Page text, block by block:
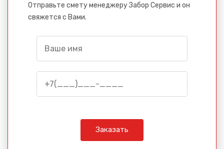
Отправьте смету менеджеру Забор Сервис и он
свяжется с Вами.